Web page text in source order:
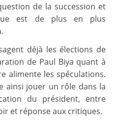
de la succession et
est de plus en plus
déjà les élections de
de Paul Biya quant à
alimente les spéculations.
ainsi jouer un rôle dans la
du président, entre
et réponse aux critiques.